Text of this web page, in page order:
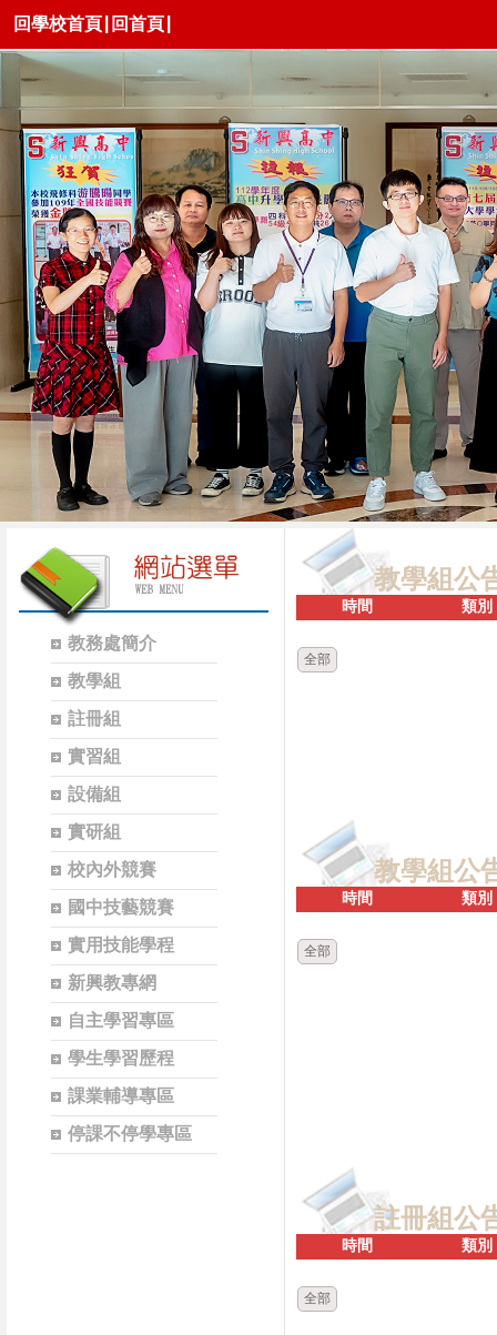
回學校首頁 回首頁
教務處簡介
教學組
註冊組
實習組
設備組
實研組
校內外競賽
國中技藝競賽
實用技能學程
新興教專網
自主學習專區
學生學習歷程
課業輔導專區
停課不停學專區
教學組公
時間 類別
全部
教學組公
時間 類別
全部
註冊組公
時間 類別
全部